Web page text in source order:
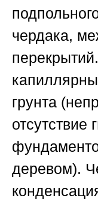
чердака,
перекрытий.
грунта
отсутствие
деревом).